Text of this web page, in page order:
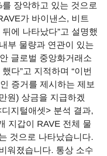
장악하고 있는 것으로
가 바이낸스, 비트
에 나타났다”고 설명했
부 물량과 연관이 있는
글로벌 중앙화거래소
다”고 지적하며 “이번
증거를 제시하는 제보
원) 상금을 지급하겠
지털애셋> 분석 결과,
지갑이 RAVE 전체 물
것으로 나타났습니다.
워졌습니다. 통상 소수